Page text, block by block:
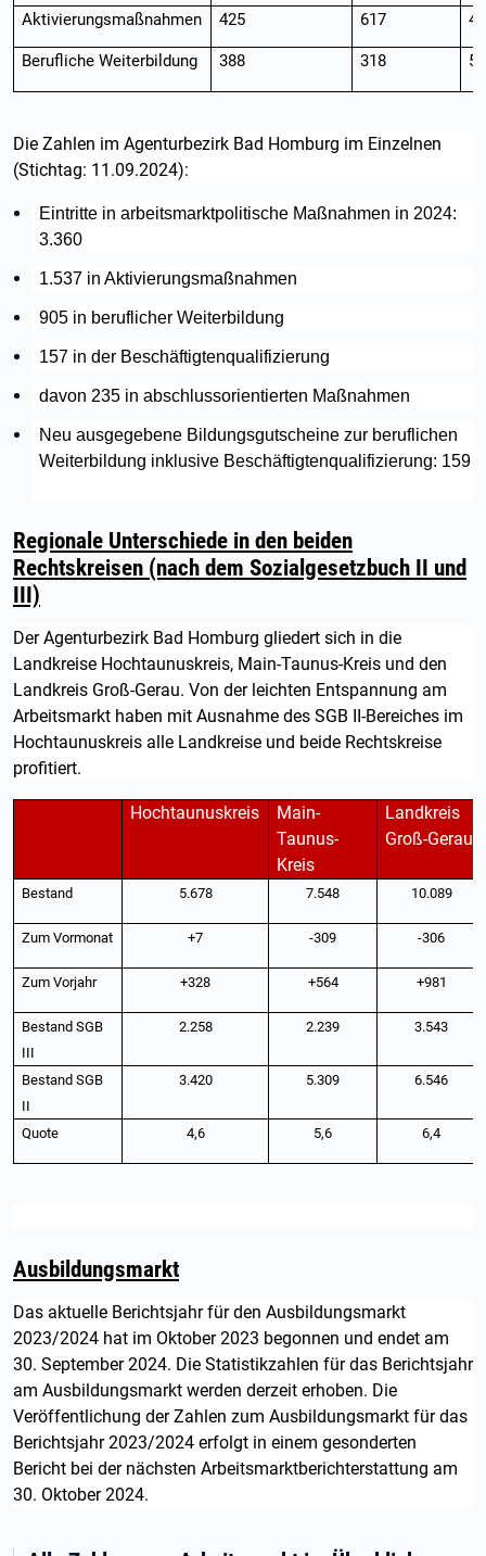
Aktivierungsmaßnahmen 425 617
Berufliche Weiterbildung 388 318
Die Zahlen im Agenturbezirk Bad Homburg im Einzelnen
(Stichtag: 11.09.2024):
Eintritte in arbeitsmarktpolitische Maßnahmen in 2024:
3.360
1.537 in Aktivierungsmaßnahmen
905 in beruflicher Weiterbildung
157 in der Beschäftigtenqualifizierung
davon 235 in abschlussorientierten Maßnahmen
Neu ausgegebene Bildungsgutscheine zur beruflichen
Weiterbildung inklusive Beschäftigtenqualifizierung: 159
Regionale Unterschiede in den beiden
Rechtskreisen (nach dem Sozialgesetzbuch II und
III)
Der Agenturbezirk Bad Homburg gliedert sich in die
Landkreise Hochtaunuskreis, Main-Taunus-Kreis und den
Landkreis Groß-Gerau. Von der leichten Entspannung am
Arbeitsmarkt haben mit Ausnahme des SGB II-Bereiches im
Hochtaunuskreis alle Landkreise und beide Rechtskreise
profitiert.
Hochtaunuskreis
Main-
Taunus-
Kreis
Landkreis
Groß-Gerau
Bestand 5.678 7.548 10.089
Zum Vormonat +7 -309 -306
Zum Vorjahr +328 +564 +981
Bestand SGB
III
2.258 2.239 3.543
Bestand SGB
II
3.420 5.309 6.546
Quote 4,6 5,6 6,4
Ausbildungsmarkt
Das aktuelle Berichtsjahr für den Ausbildungsmarkt
2023/2024 hat im Oktober 2023 begonnen und endet am
30. September 2024. Die Statistikzahlen für das Berichtsjahr
am Ausbildungsmarkt werden derzeit erhoben. Die
Veröffentlichung der Zahlen zum Ausbildungsmarkt für das
Berichtsjahr 2023/2024 erfolgt in einem gesonderten
Bericht bei der nächsten Arbeitsmarktberichterstattung am
30. Oktober 2024.